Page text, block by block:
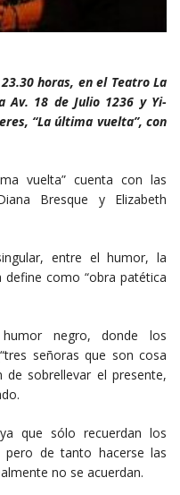
horas, en el Teatro La
Av. 18 de Julio 1236 y Yi-
“La última vuelta”, con
vuelta” cuenta con las
Bresque y Elizabeth
entre el humor, la
como “obra patética
negro, donde los
señoras que son cosa
sobrellevar el presente,
que sólo recuerdan los
de tanto hacerse las
no se acuerdan.